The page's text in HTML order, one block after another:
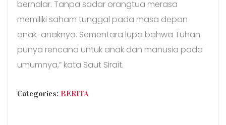
bernalar. Tanpa sadar orangtua merasa
memiliki saham tunggal pada masa depan
anak-anaknya. Sementara lupa bahwa Tuhan
punya rencana untuk anak dan manusia pada
umumnya,” kata Saut Sirait.
CATEGORIES
Categories: BERITA